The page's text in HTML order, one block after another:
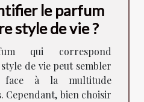
le parfum
style de vie ?
qui correspond
de vie peut sembler
face à la multitude
Cependant, bien choisir